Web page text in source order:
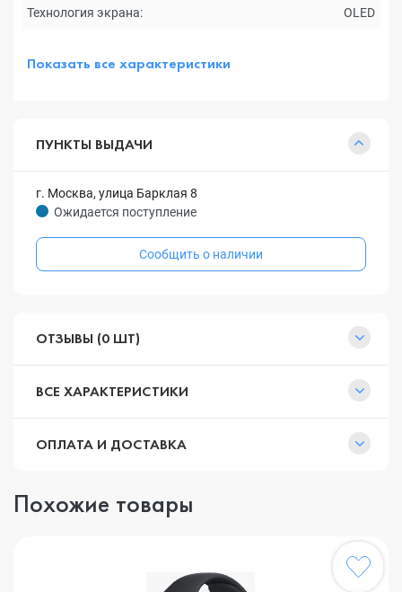
Технология экрана: OLED
Показать все характеристики
ПУНКТЫ ВЫДАЧИ
г. Москва, улица Барклая 8
Ожидается поступление
Сообщить о наличии
ОТЗЫВЫ (0 ШТ)
ВСЕ ХАРАКТЕРИСТИКИ
ОПЛАТА И ДОСТАВКА
Похожие товары